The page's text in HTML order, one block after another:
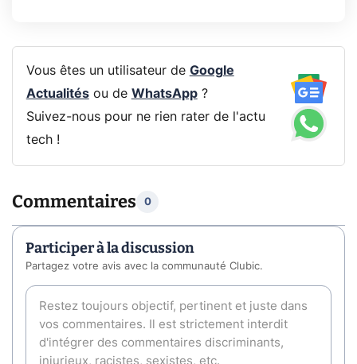
Vous êtes un utilisateur de Google
Actualitésou de WhatsApp?
Suivez-nous pour ne rien rater de l'actu
tech !
Commentaires 0
Participer à la discussion
Partagez votre avis avec la communauté Clubic.